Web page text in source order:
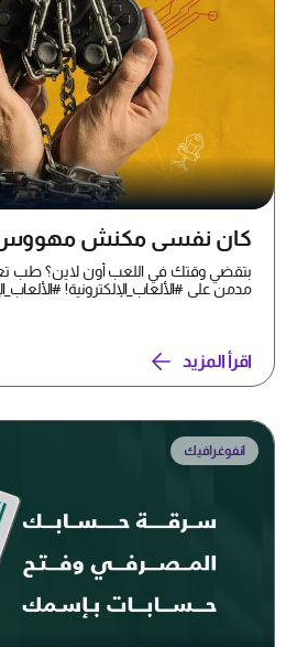
كان نفسي مكنش
بتقضي وقتك في اللعب أون لاين؟ طب
مدمن على #الألعاب_الإلكترونية!
اقرأ المزيد
انفوغرافيك